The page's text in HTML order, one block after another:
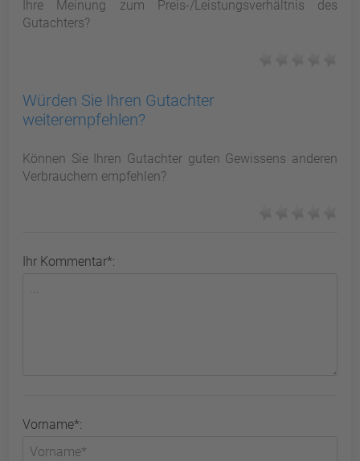
Ihre Meinung zum Preis-/Leistungsverhältnis des
Gutachters?
Würden Sie Ihren Gutachter
weiterempfehlen?
Können Sie Ihren Gutachter guten Gewissens anderen
Verbrauchern empfehlen?
Ihr Kommentar*:
Vorname*: